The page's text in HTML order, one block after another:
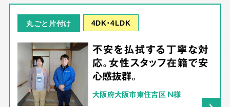
丸ごと片付け 4DK･4LDK
不安を払拭する丁寧な対
応。女性スタッフ在籍で安
心感抜群。
大阪府大阪市東住吉区 N様